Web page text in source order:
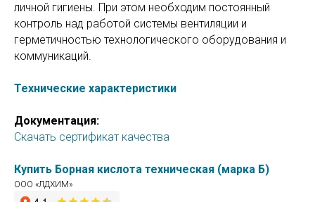
личной гигиены. При этом необходим постоянный
контроль над работой системы вентиляции и
герметичностью технологического оборудования и
коммуникаций.
Технические характеристики
Документация:
Скачать сертификат качества
Купить Борная кислота техническая (марка Б)
ООО «ЛДХИМ»